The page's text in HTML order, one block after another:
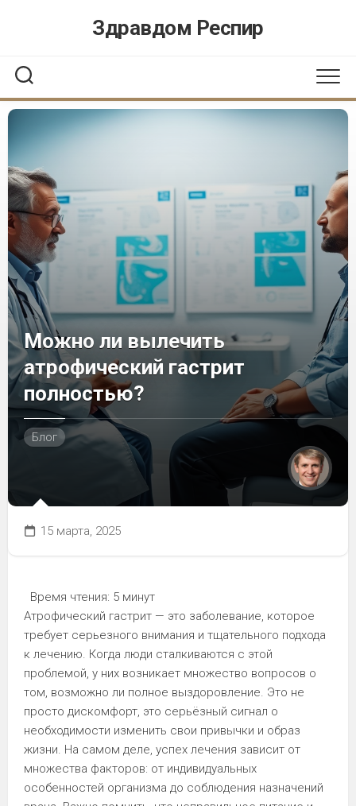
Здравдом Респир
Можно ли вылечить
атрофический гастрит
полностью?
Блог
15 марта, 2025
Время чтения: 5 минут
Атрофический гастрит — это заболевание, которое
требует серьезного внимания и тщательного подхода
к лечению. Когда люди сталкиваются с этой
проблемой, у них возникает множество вопросов о
том, возможно ли полное выздоровление. Это не
просто дискомфорт, это серьёзный сигнал о
необходимости изменить свои привычки и образ
жизни. На самом деле, успех лечения зависит от
множества факторов: от индивидуальных
особенностей организма до соблюдения назначений